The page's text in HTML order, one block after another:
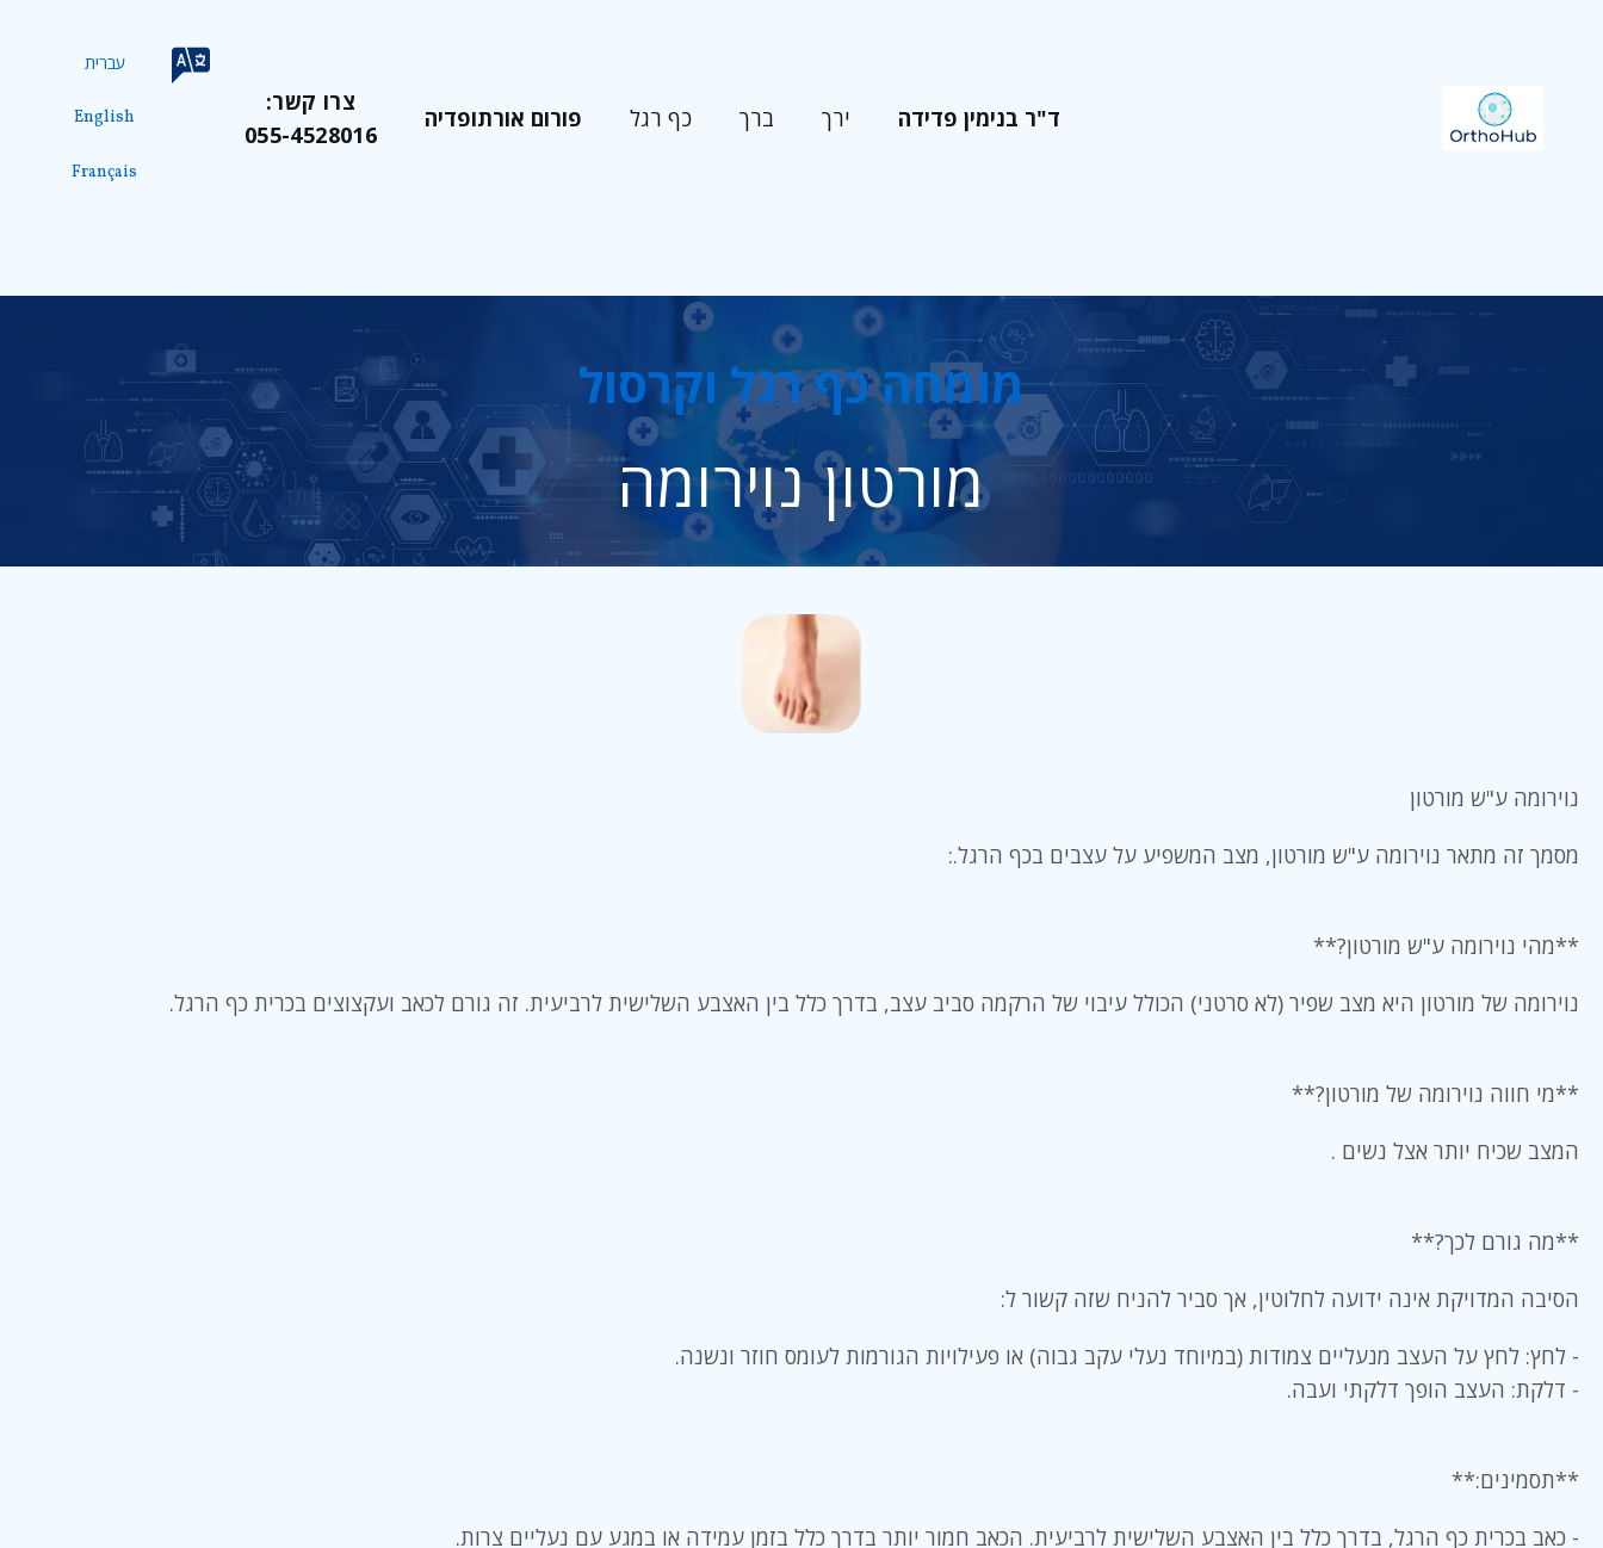
ד"ר בנימין פדידה ירך ברך כף רגל פורום אורתופדיה
צרו קשר:
055-4528016
עברית
English
Français
מומחה כף רגל וקרסול
מורטון נוירומה
נוירומה ע"ש מורטון
מסמך זה מתאר נוירומה ע"ש מורטון, מצב המשפיע על עצבים בכף הרגל.:
**מהי נוירומה ע"ש מורטון?**
נוירומה של מורטון היא מצב שפיר (לא סרטני) הכולל עיבוי של הרקמה סביב עצב, בדרך כלל בין האצבע השלישית לרביעית. זה גורם לכאב ועקצוצים בכרית כף הרגל.
**מי חווה נוירומה של מורטון?**
המצב שכיח יותר אצל נשים .
**מה גורם לכך?**
הסיבה המדויקת אינה ידועה לחלוטין, אך סביר להניח שזה קשור ל:
- לחץ: לחץ על העצב מנעליים צמודות (במיוחד נעלי עקב גבוה) או פעילויות הגורמות לעומס חוזר ונשנה.
- דלקת: העצב הופך דלקתי ועבה.
**תסמינים:**
- כאב בכרית כף הרגל, בדרך כלל בין האצבע השלישית לרביעית. הכאב חמור יותר בדרך כלל בזמן עמידה או במגע עם נעליים צרות.